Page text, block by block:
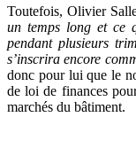
Toutefois, Olivier
un temps long et ce
pendant plusieurs
s’inscrira encore
donc pour lui que le
de loi de finances
marchés du bâtiment.